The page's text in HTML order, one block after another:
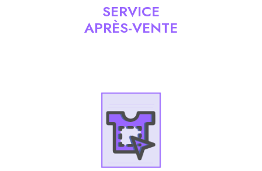
SERVICE
APRÈS-VENTE